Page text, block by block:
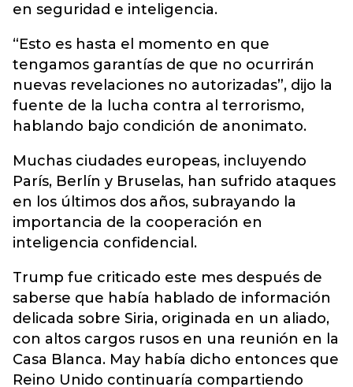
en seguridad e inteligencia.
“Esto es hasta el momento en que
tengamos garantías de que no ocurrirán
nuevas revelaciones no autorizadas”, dijo la
fuente de la lucha contra al terrorismo,
hablando bajo condición de anonimato.
Muchas ciudades europeas, incluyendo
París, Berlín y Bruselas, han sufrido ataques
en los últimos dos años, subrayando la
importancia de la cooperación en
inteligencia confidencial.
Trump fue criticado este mes después de
saberse que había hablado de información
delicada sobre Siria, originada en un aliado,
con altos cargos rusos en una reunión en la
Casa Blanca. May había dicho entonces que
Reino Unido continuaría compartiendo